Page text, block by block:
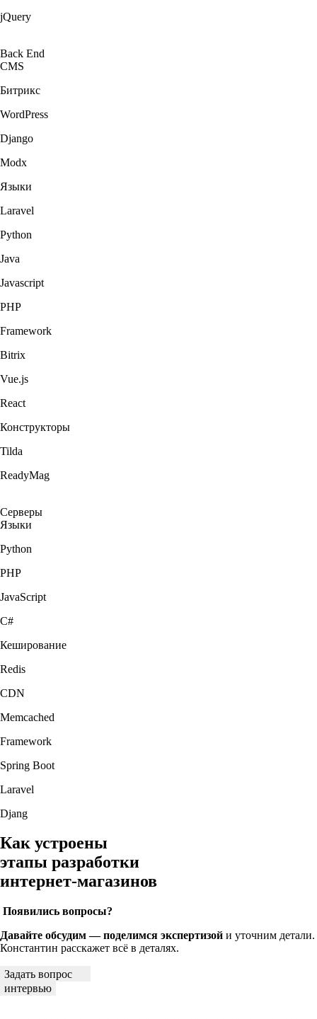
jQuery
Back End
CMS
Битрикс
WordPress
Django
Modx
Языки
Laravel
Python
Java
Javascript
PHP
Framework
Bitrix
Vue.js
React
Конструкторы
Tilda
ReadyMag
Серверы
Языки
Python
PHP
JavaScript
C#
Кеширование
Redis
CDN
Memcached
Framework
Spring Boot
Laravel
Djang
Как устроены
этапы разработки
интернет-магазинов
Появились вопросы?
Давайте обсудим — поделимся экспертизой и уточним детали.
Константин расскажет всё в деталях.
Задать вопрос
интервью